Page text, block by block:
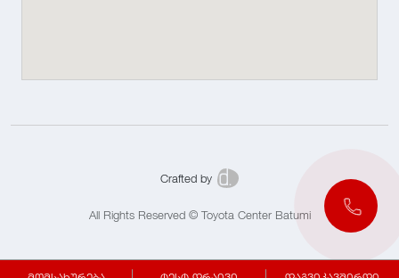
All Rights Reserved © Toyota Center Batumi
Crafted by